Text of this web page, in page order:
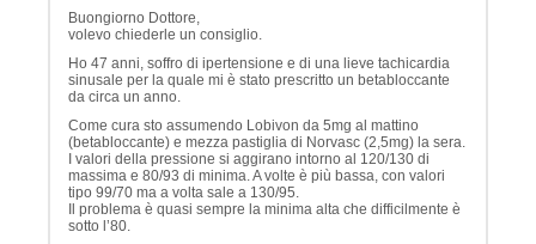
Buongiorno Dottore,
volevo chiederle un consiglio.
Ho 47 anni, soffro di ipertensione e di una lieve tachicardia
sinusale per la quale mi è stato prescritto un betabloccante
da circa un anno.
Come cura sto assumendo Lobivon da 5mg al mattino
(betabloccante) e mezza pastiglia di Norvasc (2,5mg) la sera.
I valori della pressione si aggirano intorno al 120/130 di
massima e 80/93 di minima. A volte è più bassa, con valori
tipo 99/70 ma a volta sale a 130/95.
Il problema è quasi sempre la minima alta che difficilmente è
sotto l’80.